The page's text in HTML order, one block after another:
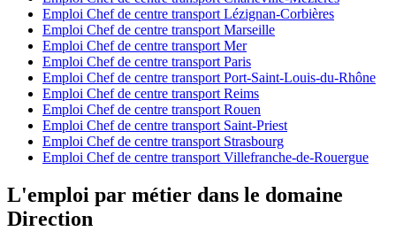
Emploi Chef de centre transport Lézignan-Corbières
Emploi Chef de centre transport Marseille
Emploi Chef de centre transport Mer
Emploi Chef de centre transport Paris
Emploi Chef de centre transport Port-Saint-Louis-du-Rhône
Emploi Chef de centre transport Reims
Emploi Chef de centre transport Rouen
Emploi Chef de centre transport Saint-Priest
Emploi Chef de centre transport Strasbourg
Emploi Chef de centre transport Villefranche-de-Rouergue
L'emploi par métier dans le domaine
Direction